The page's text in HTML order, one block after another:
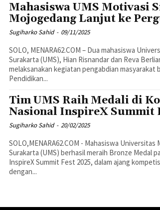
Mahasiswa UMS Motivasi
Mojogedang Lanjut ke
Sugiharko Sahid - 09/11/2025
SOLO, MENARA62.COM – Dua mahasiswa
Surakarta (UMS), Hian Risnandar dan Reva
melaksanakan kegiatan pengabdian masyarakat
Pendidikan...
Tim UMS Raih Medali di
Nasional InspireX Summit
Sugiharko Sahid - 20/02/2025
SOLO,MENARA62.COM - Mahasiswa Universitas
Surakarta (UMS) berhasil meraih Bronze Medal
InspireX Summit Fest 2025, dalam ajang
dengan...